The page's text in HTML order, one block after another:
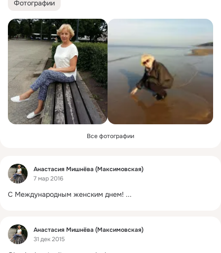
Фотографии
Все фотографии
Фид
Анастасия Мишнёва (Максимовская)
7 мар 2016
С Международным женским днем! ...
Фид
Анастасия Мишнёва (Максимовская)
31 дек 2015